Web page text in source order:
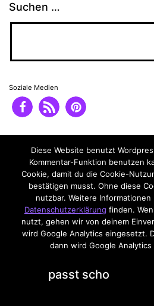
Suchen …
Soziale Medien
Impressum
Datenschutzerklärung
Diese Website benutzt
Kommentar-Funktion benutzen
Cookie, damit du die Cookie-
bestätigen musst. Ohne diese
nutzbar. Weitere
Datenschutzerklärung finden.
nutzt, gehen wir von deinem
wird Google Analytics eingesetzt.
dann wird Google
passt scho